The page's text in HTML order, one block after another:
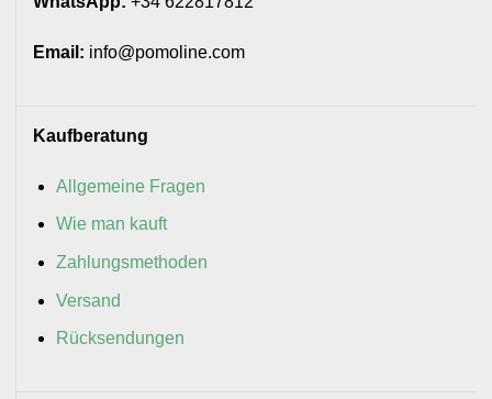
Email: info@pomoline.com
Kaufberatung
Allgemeine Fragen
Wie man kauft
Zahlungsmethoden
Versand
Rücksendungen